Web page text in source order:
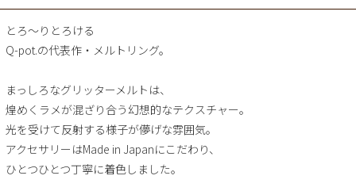
とろ～りとろける
Q-pot.の代表作・メルトリング。
まっしろなグリッターメルトは、
煌めくラメが混ざり合う幻想的なテクスチャー。
光を受けて反射する様子が儚げな雰囲気。
アクセサリーはMade in Japanにこだわり、
ひとつひとつ丁寧に着色しました。